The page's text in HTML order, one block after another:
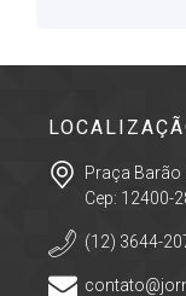
Praça Barão
Cep: 12400-
(12) 3644-